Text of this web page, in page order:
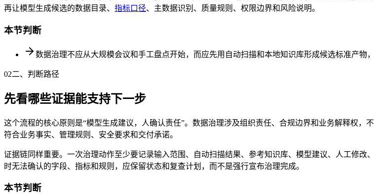
再让模型生成候选的数据目录、 指标口径、主数据识别、质量规则、权限边界和风险说明。
本节判断
数据治理不应从大规模会议和手工盘点开始，而应先用自动扫描和本地知识库形成候选标准产物
02二、判断路径
先看哪些证据能支持下一步
这个流程的核心原则是“模型生成建议，人确认责任”。数据治理涉及组织责任、合规边界和业务解释权
符合业务事实、管理规则、安全要求和交付承诺。
证据链同样重要。一次治理动作至少要记录输入范围、自动扫描结果、参考知识库、模型建议、人工修
时无法确认的字段、指标和规则，应保留状态和复查计划，而不是强行宣布治理完成。
本节判断